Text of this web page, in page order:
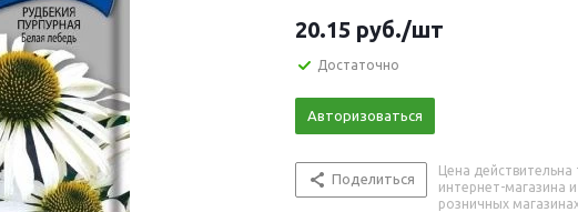
20.15 руб./шт
Достаточно
Авторизоваться
Поделиться
Цена
интернет-магазина
розничных